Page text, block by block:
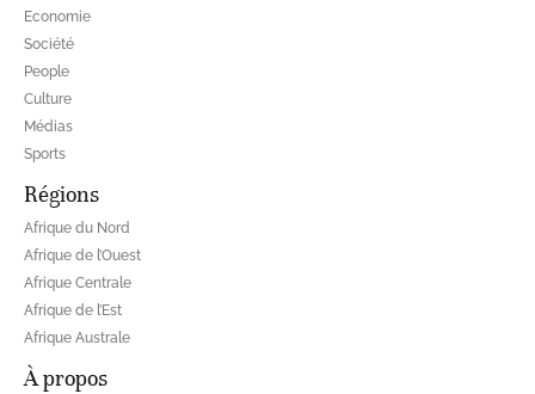
Economie
Société
People
Culture
Médias
Sports
Régions
Afrique du Nord
Afrique de l’Ouest
Afrique Centrale
Afrique de l’Est
Afrique Australe
À propos